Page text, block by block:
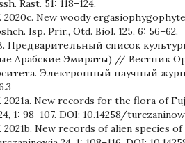
Rast. 51: 118–124.
2020c. New woody
Isp. Prir., Otd. Biol. 125, 6: 56–62.
Предварительный список
Арабские Эмираты) // Вестник
Электронный научный
2021a. New records for the flora of
1: 98–107. DOI: 10.14258/
2021b. New records of alien species